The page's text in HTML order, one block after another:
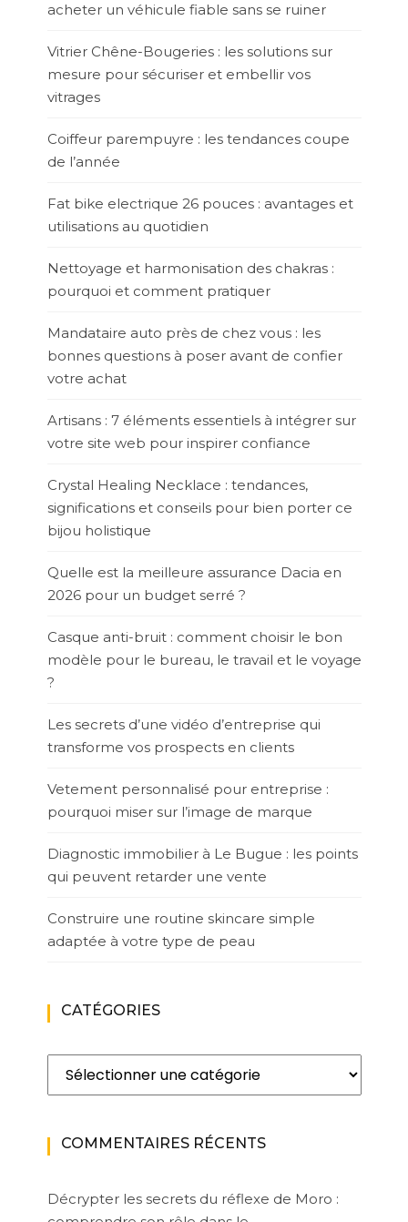
acheter un véhicule fiable sans se ruiner
Vitrier Chêne-Bougeries : les solutions sur
mesure pour sécuriser et embellir vos
vitrages
Coiffeur parempuyre : les tendances coupe
de l’année
Fat bike electrique 26 pouces : avantages et
utilisations au quotidien
Nettoyage et harmonisation des chakras :
pourquoi et comment pratiquer
Mandataire auto près de chez vous : les
bonnes questions à poser avant de confier
votre achat
Artisans : 7 éléments essentiels à intégrer sur
votre site web pour inspirer confiance
Crystal Healing Necklace : tendances,
significations et conseils pour bien porter ce
bijou holistique
Quelle est la meilleure assurance Dacia en
2026 pour un budget serré ?
Casque anti-bruit : comment choisir le bon
modèle pour le bureau, le travail et le voyage
?
Les secrets d’une vidéo d’entreprise qui
transforme vos prospects en clients
Vetement personnalisé pour entreprise :
pourquoi miser sur l’image de marque
Diagnostic immobilier à Le Bugue : les points
qui peuvent retarder une vente
Construire une routine skincare simple
adaptée à votre type de peau
CATÉGORIES
Catégories
COMMENTAIRES RÉCENTS
Décrypter les secrets du réflexe de Moro :